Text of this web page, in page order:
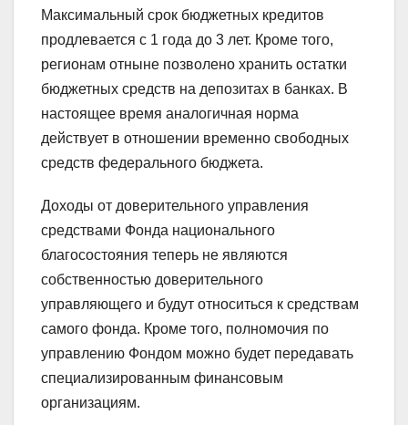
Максимальный срок бюджетных кредитов
продлевается с 1 года до 3 лет. Кроме того,
регионам отныне позволено хранить остатки
бюджетных средств на депозитах в банках. В
настоящее время аналогичная норма
действует в отношении временно свободных
средств федерального бюджета.
Доходы от доверительного управления
средствами Фонда национального
благосостояния теперь не являются
собственностью доверительного
управляющего и будут относиться к средствам
самого фонда. Кроме того, полномочия по
управлению Фондом можно будет передавать
специализированным финансовым
организациям.